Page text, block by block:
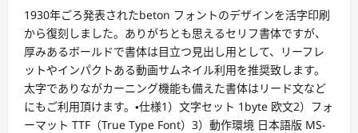
1930年ごろ発表されたbeton フォントのデザインを活字印刷
から復刻しました。ありがちとも思えるセリフ書体ですが、
厚みあるボールドで書体は目立つ見出し用として、リーフレ
ットやインパクトある動画サムネイル利用を推奨致します。
太字でありながカーニング機能も備えた書体はリード文など
にもご利用頂けます。・仕様1）文字セット 1byte 欧文2）フォ
ーマット TTF（True Type Font）3）動作環境 日本語版 MS-